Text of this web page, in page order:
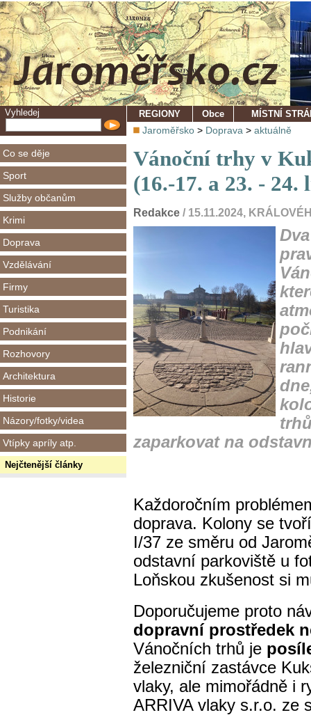
Vyhledej
Co se děje
Sport
Služby občanům
Krimi
Doprava
Vzdělávání
Firmy
Turistika
Podnikání
Rozhovory
Architektura
Historie
Názory/fotky/videa
Vtípky apríly atp.
Nejčtenější články
REGIONY Obce MÍSTNÍ
Jaroměřsko > Doprava > aktuálně
Vánoční trhy v
(16.-17. a 23. - 24.
Redakce / 15.11.2024,
zaparkovat na
Každoročním
doprava. Kolony se
I/37 ze směru od
odstavní parkoviště u
Loňskou zkušenost si
Doporučujeme proto
dopravní prostředek
Vánočních trhů je
železniční zastávce
vlaky, ale mimořádně i
ARRIVA vlaky s.r.o. ze